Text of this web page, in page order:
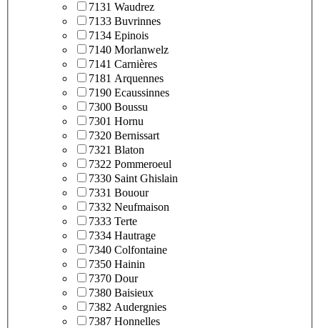
7131 Waudrez
7133 Buvrinnes
7134 Epinois
7140 Morlanwelz
7141 Carnières
7181 Arquennes
7190 Ecaussinnes
7300 Boussu
7301 Hornu
7320 Bernissart
7321 Blaton
7322 Pommeroeul
7330 Saint Ghislain
7331 Bouour
7332 Neufmaison
7333 Terte
7334 Hautrage
7340 Colfontaine
7350 Hainin
7370 Dour
7380 Baisieux
7382 Audergnies
7387 Honnelles